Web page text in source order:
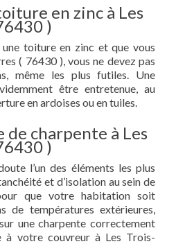
en zinc à Les
)
toiture en zinc et que vous
( 76430 ), vous ne devez pas
même les plus futiles. Une
être entretenue, au
en ardoises ou en tuiles.
de charpente à Les
)
l’un des éléments les plus
et d’isolation au sein de
que votre habitation soit
de températures extérieures,
une charpente correctement
à votre couvreur à Les Trois-